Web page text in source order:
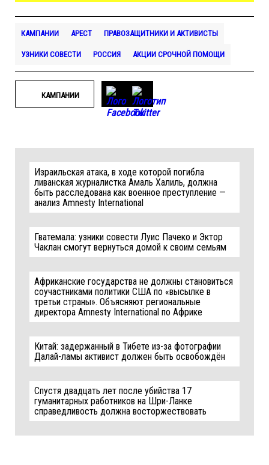
КАМПАНИИ АРЕСТ ПРАВОЗАЩИТНИКИ И АКТИВИСТЫ
УЗНИКИ СОВЕСТИ РОССИЯ АКЦИИ СРОЧНОЙ ПОМОЩИ
КАМПАНИИ
Израильская атака, в ходе которой погибла
ливанская журналистка Амаль Халиль, должна
быть расследована как военное преступление —
анализ Amnesty International
Гватемала: узники совести Луис Пачеко и Эктор
Чаклан смогут вернуться домой к своим семьям
Африканские государства не должны становиться
соучастниками политики США по «высылке в
третьи страны». Объясняют региональные
директора Amnesty International по Африке
Китай: задержанный в Тибете из-за фотографии
Далай-ламы активист должен быть освобождён
Спустя двадцать лет после убийства 17
гуманитарных работников на Шри-Ланке
справедливость должна восторжествовать